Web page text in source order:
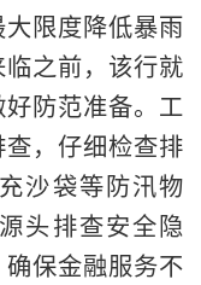
限度降低暴雨
之前，该行就
防范准备。工
，仔细检查排
沙袋等防汛物
头排查安全隐
保金融服务不